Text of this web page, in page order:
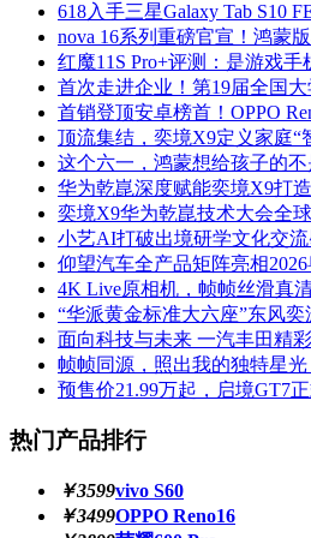
618入手三星Galaxy Tab S10
nova 16系列重磅官宣！鸿蒙
红魔11S Pro+评测：是游戏
首次走进企业！第19届全国
首销登顶安卓榜首！OPPO
顶流集结，奕境X9定义家庭“
这个六一，鸿蒙想给孩子的
华为乾崑深度赋能奕境X9打
奕境X9华为乾崑技术大会全
小艺AI打破出境研学文化交
仰望汽车全产品矩阵亮相
4K Live原相机，帧帧丝滑真
“华派黄金标准大六座”东风
面向科技与未来 一汽丰田精
帧帧同源，照出我的独特星光
预售价21.99万起，启境GT7
热门产品排行
￥3599vivo S60
￥3499OPPO Reno16